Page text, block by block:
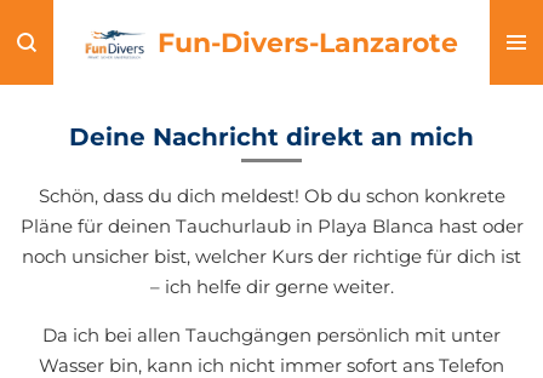
Hauptinhalt
springen
Fun-Divers-Lanzarote
Deine Nachricht direkt an mich
Schön, dass du dich meldest! Ob du schon konkrete
Pläne für deinen Tauchurlaub in Playa Blanca hast oder
noch unsicher bist, welcher Kurs der richtige für dich ist
– ich helfe dir gerne weiter.
​Da ich bei allen Tauchgängen persönlich mit unter
Wasser bin, kann ich nicht immer sofort ans Telefon